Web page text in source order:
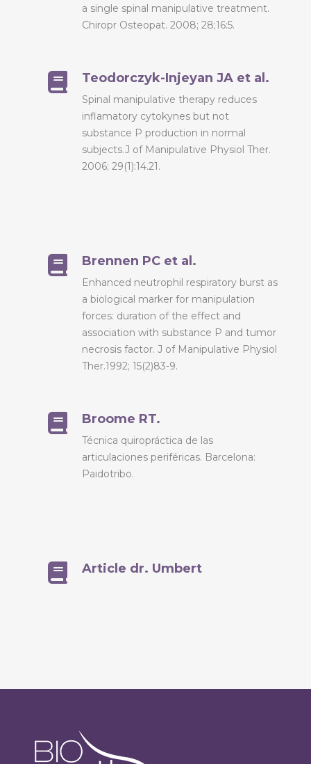
a single spinal manipulative treatment.
Chiropr Osteopat. 2008; 28;16:5.
Teodorczyk-Injeyan JA et al.
Spinal manipulative therapy reduces
inflamatory cytokynes but not
substance P production in normal
subjects.J of Manipulative Physiol Ther.
2006; 29(1):14.21.
Brennen PC et al.
Enhanced neutrophil respiratory burst as
a biological marker for manipulation
forces: duration of the effect and
association with substance P and tumor
necrosis factor. J of Manipulative Physiol
Ther.1992; 15(2)83-9.
Broome RT.
Técnica quiropráctica de las
articulaciones periféricas. Barcelona:
Paidotribo.
Article dr. Umbert